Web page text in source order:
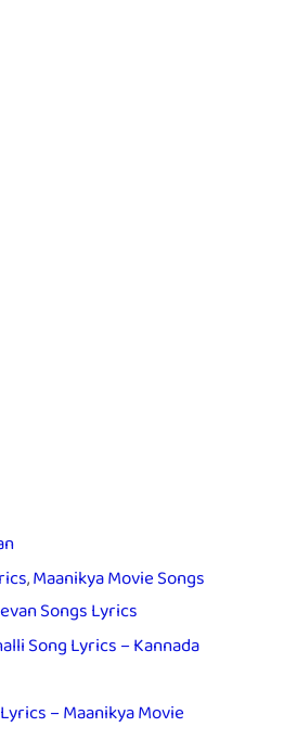
,Maanikya Movie Songs
Songs Lyrics
Song Lyrics – Kannada
– Maanikya Movie